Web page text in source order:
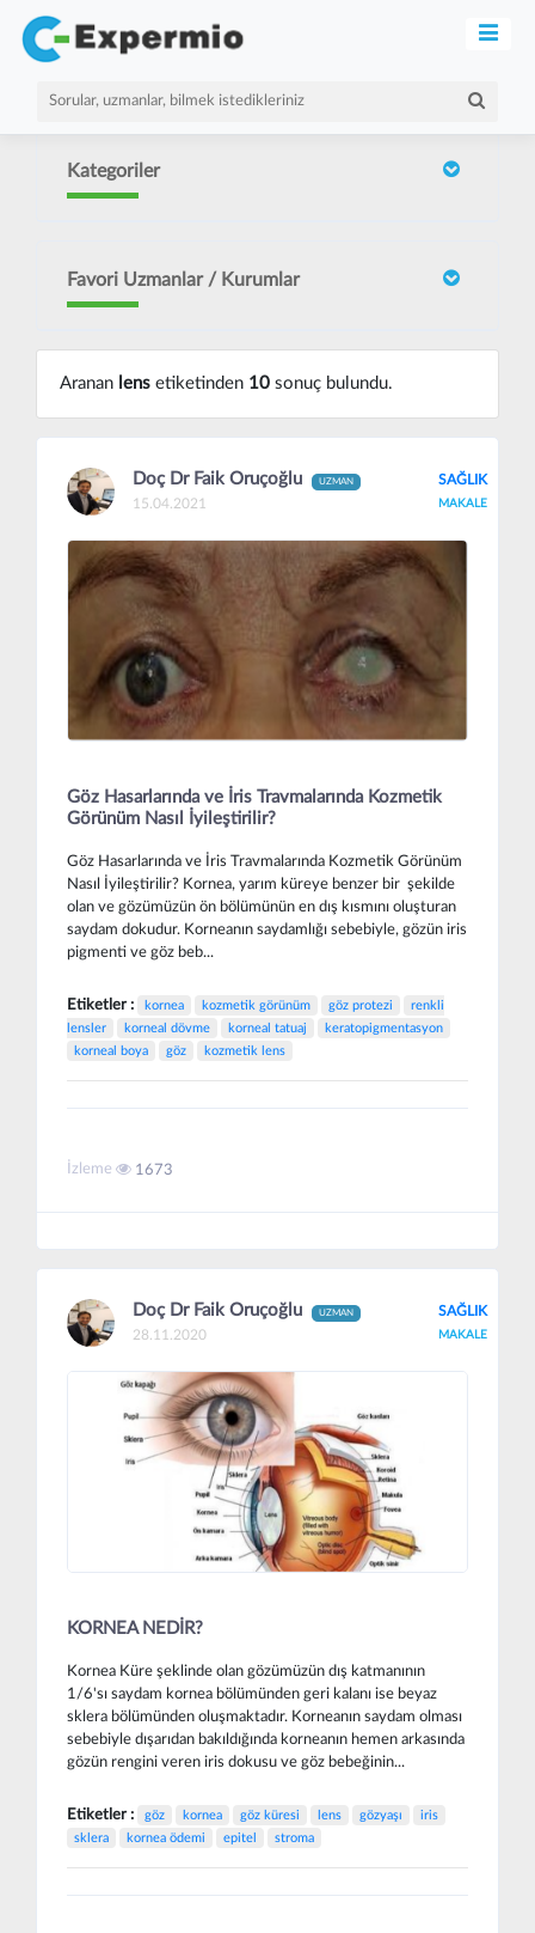
Kategoriler
Favori Uzmanlar / Kurumlar
Aranan lensetiketinden 10sonuç bulundu.
Doç Dr Faik Oruçoğlu UZMAN
15.04.2021
SAĞLIK
MAKALE
Göz Hasarlarında ve İris Travmalarında Kozmetik
Görünüm Nasıl İyileştirilir?
Göz Hasarlarında ve İris Travmalarında Kozmetik Görünüm
Nasıl İyileştirilir? Kornea, yarım küreye benzer bir şekilde
olan ve gözümüzün ön bölümünün en dış kısmını oluşturan
saydam dokudur. Korneanın saydamlığı sebebiyle, gözün iris
pigmenti ve göz beb...
Etiketler : kornea kozmetik görünüm göz protezi
renkli
lensler
korneal dövme korneal tatuaj
keratopigmentasyon
korneal boya
göz kozmetik lens
İzleme 1673
Doç Dr Faik Oruçoğlu UZMAN
28.11.2020
SAĞLIK
MAKALE
KORNEA NEDİR?
Kornea Küre şeklinde olan gözümüzün dış katmanının
1/6'sı saydam kornea bölümünden geri kalanı ise beyaz
sklera bölümünden oluşmaktadır. Korneanın saydam olması
sebebiyle dışarıdan bakıldığında korneanın hemen arkasında
gözün rengini veren iris dokusu ve göz bebeğinin...
Etiketler : göz kornea göz küresi lens gözyaşı
iris
sklera
kornea ödemi epitel stroma